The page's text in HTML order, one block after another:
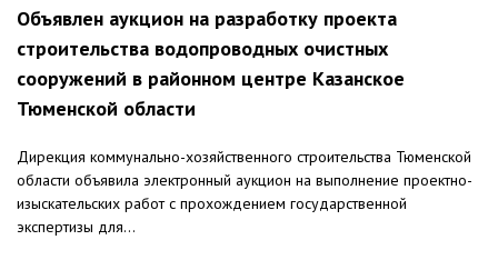
Объявлен аукцион на разработку проекта
строительства водопроводных очистных
сооружений в районном центре Казанское
Тюменской области
Дирекция коммунально-хозяйственного строительства Тюменской
области объявила электронный аукцион на выполнение проектно-
изыскательских работ с прохождением государственной
экспертизы для...